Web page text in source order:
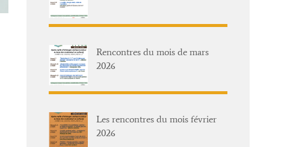
Rencontres du mois de mars
2026
Les rencontres du mois février
2026